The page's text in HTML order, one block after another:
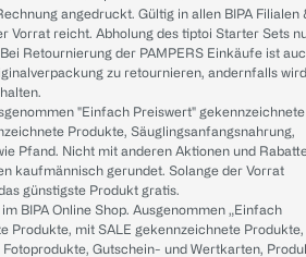
angedruckt. Gültig in allen BIPA Filialen
Vorrat reicht. Abholung des tiptoi Starter Sets
Retournierung der PAMPERS Einkäufe ist
zu retournieren, andernfalls wird
"Einfach Preiswert" gekennzeichnete
Produkte, Säuglingsanfangsnahrung,
Pfand. Nicht mit anderen Aktionen und
kaufmännisch gerundet. Solange der Vorrat
günstigste Produkt gratis.
BIPA Online Shop. Ausgenommen „Einfach
Produkte, mit SALE gekennzeichnete Produkte,
Gutschein- und Wertkarten,